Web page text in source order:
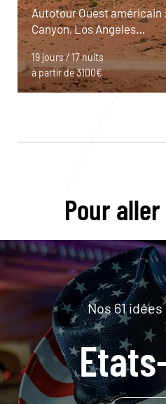
Autotour Ouest américain
Canyon, Los Angeles…
19 jours / 17 nuits
à partir de 3100€
Pour
Nos 61